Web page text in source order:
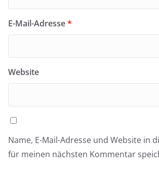
E-Mail-Adresse*
Website
Name, E-Mail-Adresse und Website in
für meinen nächsten Kommentar